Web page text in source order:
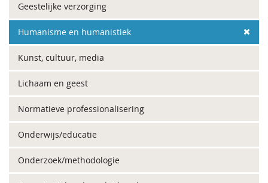
Geestelijke verzorging
Humanisme en humanistiek
Kunst, cultuur, media
Lichaam en geest
Normatieve professionalisering
Onderwijs/educatie
Onderzoek/methodologie